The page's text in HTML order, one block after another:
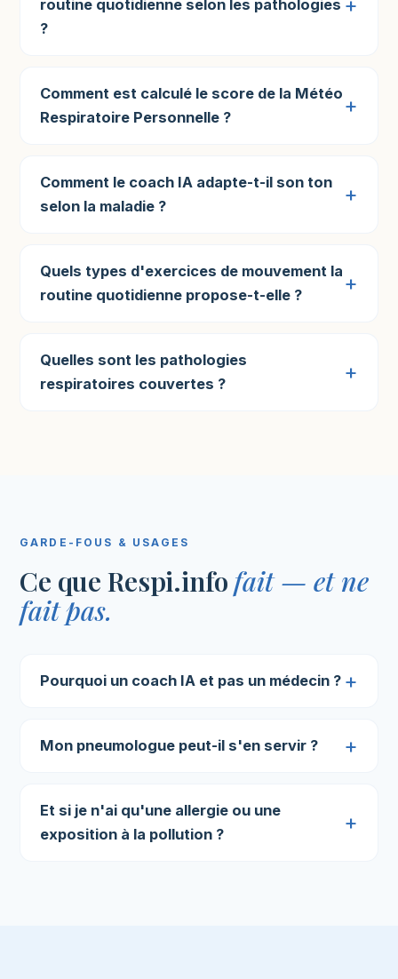
routine quotidienne selon les pathologies
?
Comment est calculé le score de la Météo
Respiratoire Personnelle ?
Comment le coach IA adapte-t-il son ton
selon la maladie ?
Quels types d'exercices de mouvement la
routine quotidienne propose-t-elle ?
Quelles sont les pathologies
respiratoires couvertes ?
GARDE-FOUS & USAGES
Ce que Respi.infofait — et ne
fait pas.
Pourquoi un coach IA et pas un médecin ?
Mon pneumologue peut-il s'en servir ?
Et si je n'ai qu'une allergie ou une
exposition à la pollution ?